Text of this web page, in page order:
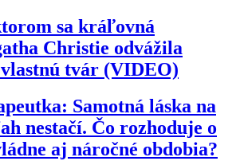
sa kráľovná
Christie odvážila
tvár (VIDEO)
Samotná láska na
nestačí. Čo rozhoduje o
aj náročné obdobia?